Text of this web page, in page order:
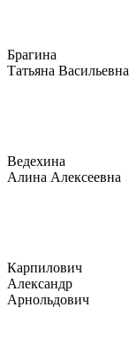
Брагина
Татьяна Васильевна
Ведехина
Алина Алексеевна
Карпилович
Александр
Арнольдович